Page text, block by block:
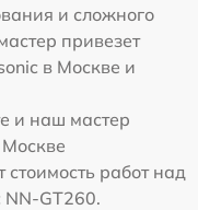
и сложного
привезет
в Москве и
и наш мастер
Москве
стоимость работ над
NN-GT260.